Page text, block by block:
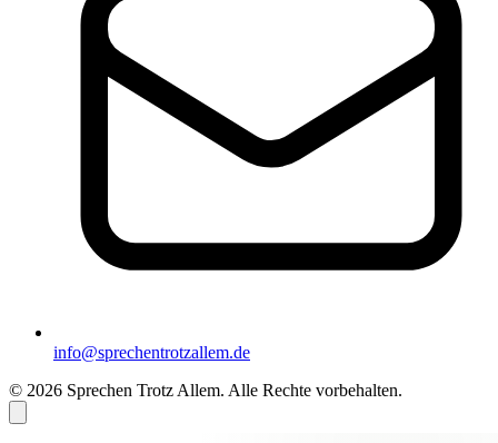
info@sprechentrotzallem.de
© 2026 Sprechen Trotz Allem. Alle Rechte vorbehalten.